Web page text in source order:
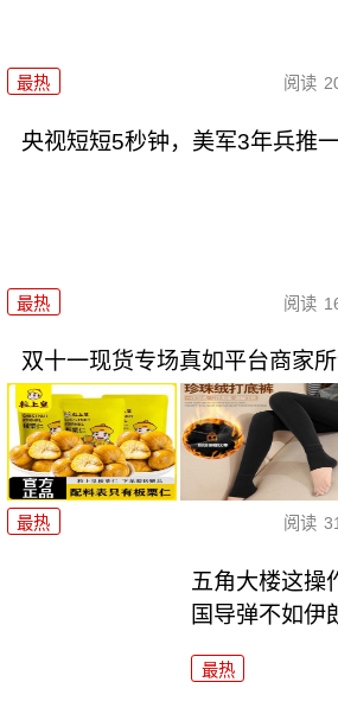
最热 阅读
央视短短5秒钟，美军3年兵推
最热 阅读
双十一现货专场真如平台商家所
最热 阅读
五角大楼这操
国导弹不如伊
最热